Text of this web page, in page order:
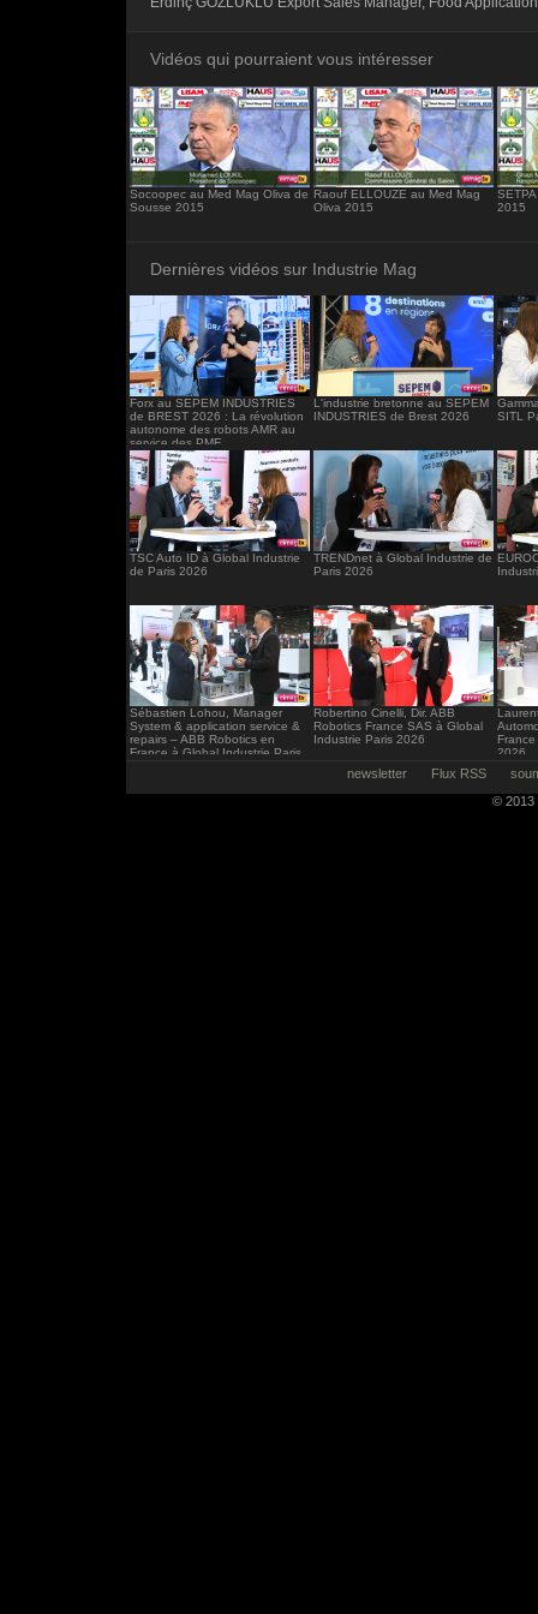
<iframe src="https://www.industrie-
Vidéos qui pourraient vous intéresser
Socoopec au Med Mag Oliva de
Sousse 2015
Raouf ELLOUZE au Med Mag
Oliva 2015
2015
Dernières vidéos sur Industrie Mag
Forx au SEPEM INDUSTRIES
de BREST 2026 : La révolution
autonome des robots AMR au
service des PME
L'industrie bretonne au SEPEM
INDUSTRIES de Brest 2026
SITL
TSC Auto ID à Global Industrie
de Paris 2026
TRENDnet à Global Industrie de
Paris 2026
Sébastien Lohou, Manager
System & application service &
repairs – ABB Robotics en
France à Global Industrie Paris
Robertino Cinelli, Dir. ABB
Robotics France SAS à Global
Industrie Paris 2026
2026
newsletter Flux RSS
© 2013